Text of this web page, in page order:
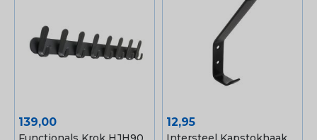
Prijs
139,00 Prijs
12,95